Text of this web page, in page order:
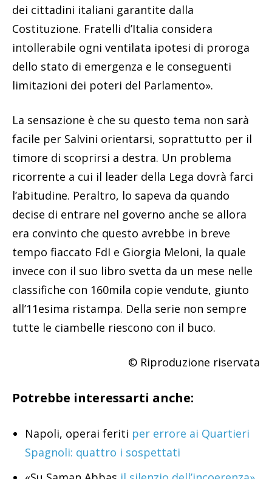
dei cittadini italiani garantite dalla
Costituzione. Fratelli d’Italia considera
intollerabile ogni ventilata ipotesi di proroga
dello stato di emergenza e le conseguenti
limitazioni dei poteri del Parlamento».
La sensazione è che su questo tema non sarà
facile per Salvini orientarsi, soprattutto per il
timore di scoprirsi a destra. Un problema
ricorrente a cui il leader della Lega dovrà farci
l’abitudine. Peraltro, lo sapeva da quando
decise di entrare nel governo anche se allora
era convinto che questo avrebbe in breve
tempo fiaccato FdI e Giorgia Meloni, la quale
invece con il suo libro svetta da un mese nelle
classifiche con 160mila copie vendute, giunto
all’11esima ristampa. Della serie non sempre
tutte le ciambelle riescono con il buco.
© Riproduzione riservata
Potrebbe interessarti anche:
Napoli, operai feriti per errore ai Quartieri
Spagnoli: quattro i sospettati